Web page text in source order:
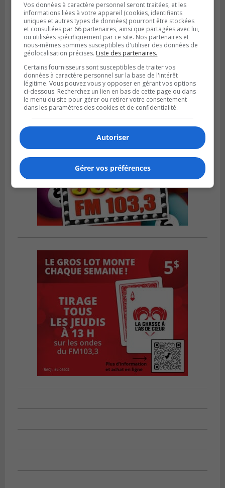
LA PRAIRIE
Publié le 3 août 2026 à 06h57
Sonia Ziadé est candidate pour le PLQ
dans La Prairie
Vos données à caractère personnel seront traitées, et les
informations liées à votre appareil (cookies, identifiants
uniques et autres types de données) pourront être stockées
et consultées par 66 partenaires, ainsi que partagées avec lui,
ou utilisées spécifiquement par ce site. Nos partenaires et
nous-mêmes sommes susceptibles d'utiliser des données de
géolocalisation précises. Liste des partenaires.
Certains fournisseurs sont susceptibles de traiter vos
données à caractère personnel sur la base de l'intérêt
légitime. Vous pouvez vous y opposer en gérant vos options
ci-dessous. Recherchez un lien en bas de cette page ou dans
le menu du site pour gérer ou retirer votre consentement
dans les paramètres des cookies et de confidentialité.
Autoriser
Gérer vos préférences